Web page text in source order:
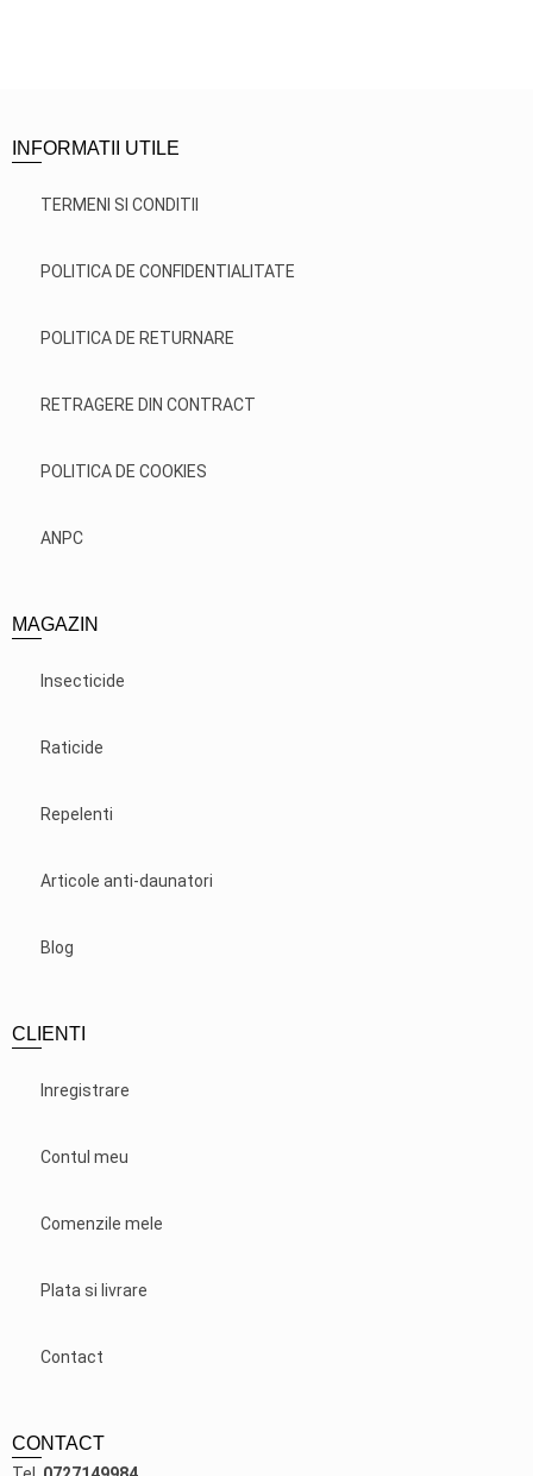
INFORMATII UTILE
TERMENI SI CONDITII
POLITICA DE CONFIDENTIALITATE
POLITICA DE RETURNARE
RETRAGERE DIN CONTRACT
POLITICA DE COOKIES
ANPC
MAGAZIN
Insecticide
Raticide
Repelenti
Articole anti-daunatori
Blog
CLIENTI
Inregistrare
Contul meu
Comenzile mele
Plata si livrare
Contact
CONTACT